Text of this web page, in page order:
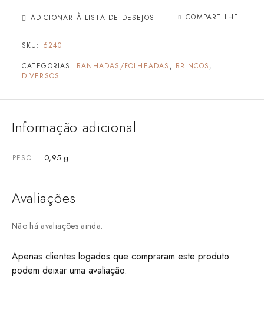
ADICIONAR À LISTA DE DESEJOS COMPARTILHE
SKU: 6240
CATEGORIAS: BANHADAS/FOLHEADAS , BRINCOS,
DIVERSOS
Informação adicional
PESO 0,95 g
Avaliações
Não há avaliações ainda.
Apenas clientes logados que compraram este produto
podem deixar uma avaliação.